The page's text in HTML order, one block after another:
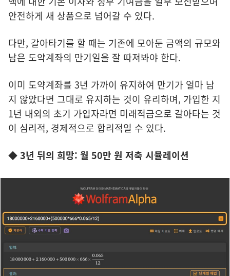
안전하게 새 상품으로 넘어갈 수 있다.
다만, 갈아타기를 할 때는 기존에 모아둔 금액의 규모와
남은 도약계좌의 만기일을 잘 따져봐야 한다.
이미 도약계좌를 3년 가까이 유지하여 만기가 얼마 남
지 않았다면 그대로 유지하는 것이 유리하며, 가입한 지
1년 내외의 초기 가입자라면 미래적금으로 갈아타는 것
이 심리적, 경제적으로 합리적일 수 있다.
◆ 3년 뒤의 희망: 월 50만 원 저축 시뮬레이션